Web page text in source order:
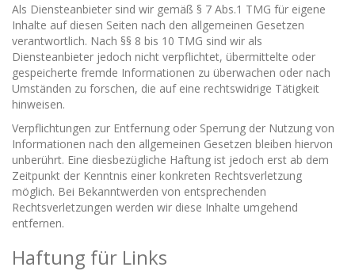
Als Diensteanbieter sind wir gemäß § 7 Abs.1 TMG für eigene
Inhalte auf diesen Seiten nach den allgemeinen Gesetzen
verantwortlich. Nach §§ 8 bis 10 TMG sind wir als
Diensteanbieter jedoch nicht verpflichtet, übermittelte oder
gespeicherte fremde Informationen zu überwachen oder nach
Umständen zu forschen, die auf eine rechtswidrige Tätigkeit
hinweisen.
Verpflichtungen zur Entfernung oder Sperrung der Nutzung von
Informationen nach den allgemeinen Gesetzen bleiben hiervon
unberührt. Eine diesbezügliche Haftung ist jedoch erst ab dem
Zeitpunkt der Kenntnis einer konkreten Rechtsverletzung
möglich. Bei Bekanntwerden von entsprechenden
Rechtsverletzungen werden wir diese Inhalte umgehend
entfernen.
Haftung für Links